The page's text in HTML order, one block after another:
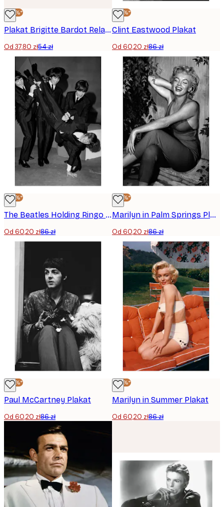
-30%*
Plakat Brigitte Bardot Relaxing
Od 37,80 zł54 zł
-30%*
Clint Eastwood Plakat
Od 60,20 zł86 zł
-30%*
The Beatles Holding Ringo Starr Plakat
Od 60,20 zł86 zł
-30%*
Marilyn in Palm Springs Plakat
Od 60,20 zł86 zł
-30%*
Paul McCartney Plakat
Od 60,20 zł86 zł
-30%*
Marilyn in Summer Plakat
Od 60,20 zł86 zł